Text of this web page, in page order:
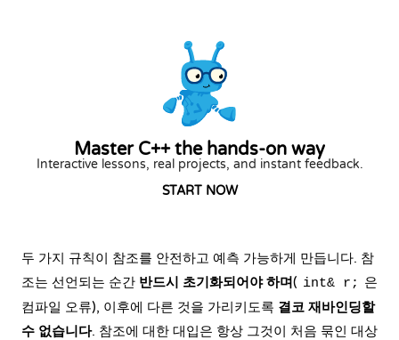
Master C++ the hands-on way
Interactive lessons, real projects, and instant feedback.
START NOW
두 가지 규칙이 참조를 안전하고 예측 가능하게 만듭니다. 참
조는 선언되는 순간 반드시 초기화되어야 하며( int& r; 은
컴파일 오류), 이후에 다른 것을 가리키도록 결코 재바인딩할
수 없습니다. 참조에 대한 대입은 항상 그것이 처음 묶인 대상